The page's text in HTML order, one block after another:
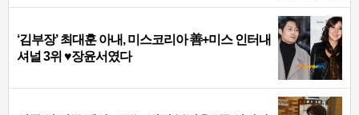
‘김부장’ 최대훈 아내, 미스코리아 善+미스 인터내
셔널 3위 ♥장윤서였다